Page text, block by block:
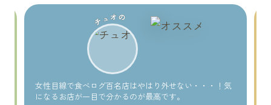
チュオの
女性目線で食べログ百名店はやはり外せない・・・！気
になるお店が一目で分かるのが最高です。